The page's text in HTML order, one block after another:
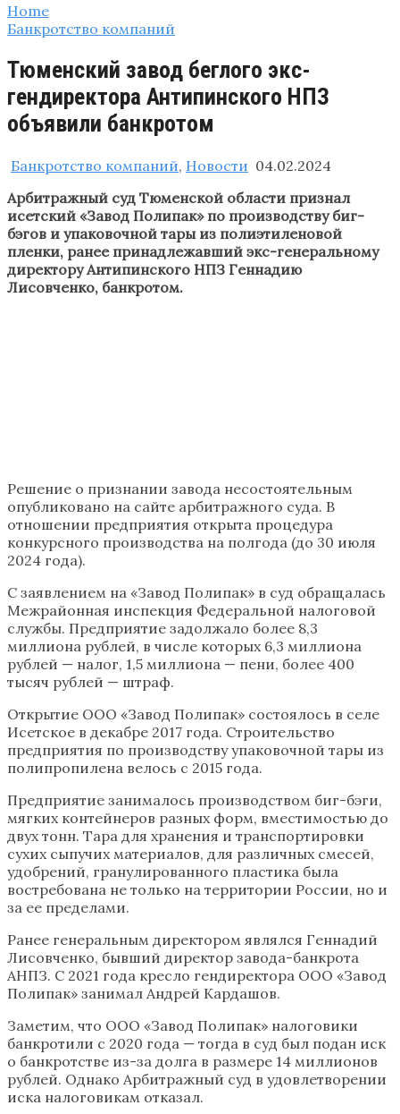
Home
Банкротство компаний
Тюменский завод беглого экс-
гендиректора Антипинского НПЗ
объявили банкротом
Банкротство компаний, Новости 04.02.2024
Арбитражный суд Тюменской области признал
исетский «Завод Полипак» по производству биг-
бэгов и упаковочной тары из полиэтиленовой
пленки, ранее принадлежавший экс-генеральному
директору Антипинского НПЗ Геннадию
Лисовченко, банкротом.
Решение о признании завода несостоятельным
опубликовано на сайте арбитражного суда. В
отношении предприятия открыта процедура
конкурсного производства на полгода (до 30 июля
2024 года).
С заявлением на «Завод Полипак» в суд обращалась
Межрайонная инспекция Федеральной налоговой
службы. Предприятие задолжало более 8,3
миллиона рублей, в числе которых 6,3 миллиона
рублей — налог, 1,5 миллиона — пени, более 400
тысяч рублей — штраф.
Открытие ООО «Завод Полипак» состоялось в селе
Исетское в декабре 2017 года. Строительство
предприятия по производству упаковочной тары из
полипропилена велось с 2015 года.
Предприятие занималось производством биг-бэги,
мягких контейнеров разных форм, вместимостью до
двух тонн. Тара для хранения и транспортировки
сухих сыпучих материалов, для различных смесей,
удобрений, гранулированного пластика была
востребована не только на территории России, но и
за ее пределами.
Ранее генеральным директором являлся Геннадий
Лисовченко, бывший директор завода-банкрота
АНПЗ. С 2021 года кресло гендиректора ООО «Завод
Полипак» занимал Андрей Кардашов.
Заметим, что ООО «Завод Полипак» налоговики
банкротили с 2020 года — тогда в суд был подан иск
о банкротстве из-за долга в размере 14 миллионов
рублей. Однако Арбитражный суд в удовлетворении
иска налоговикам отказал.